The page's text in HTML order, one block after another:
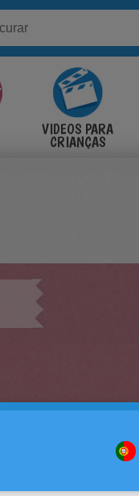
VÍDEOS PARA
CRIANÇAS